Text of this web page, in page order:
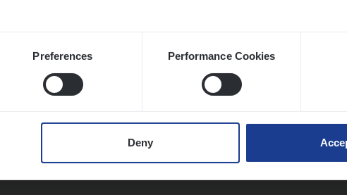
Preferences Performance Cookies
Deny